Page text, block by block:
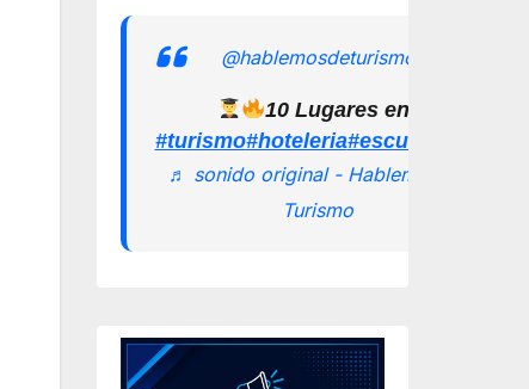
@hablemosdeturismomx
10 Lugares en los que
#turismo#hoteleria
♬ sonido original - Hablemos de
Turismo